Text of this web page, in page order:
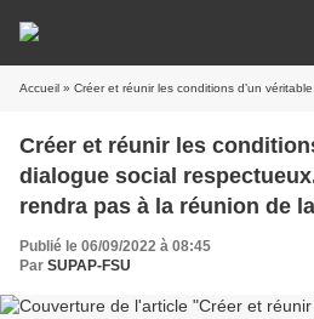
Accueil » Créer et réunir les conditions d’un véritable dialogue social respectueux.
Créer et réunir les
dialogue social
rendra pas à la réunion de
!Publié le 06/09/2022 à 08:45
Par SUPAP-FSU